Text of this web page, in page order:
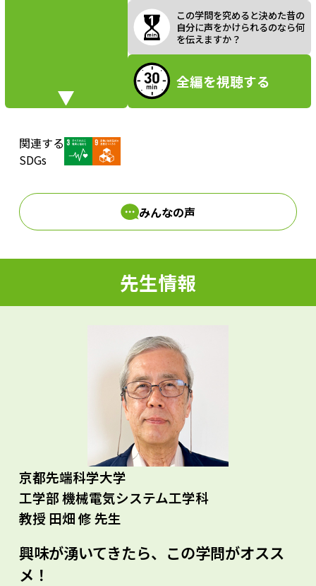
V
i
e
o
この学問を究めると決めた昔の
自分に声をかけられるのなら何
を伝えますか？
全編を視聴する
関連する
SDGs
みんなの声
先生情報
京都先端科学大学
工学部 機械電気システム工学科
教授 田畑 修 先生
興味が湧いてきたら、この学問がオスス
メ！